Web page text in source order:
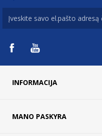
INFORMACIJA
MANO PASKYRA